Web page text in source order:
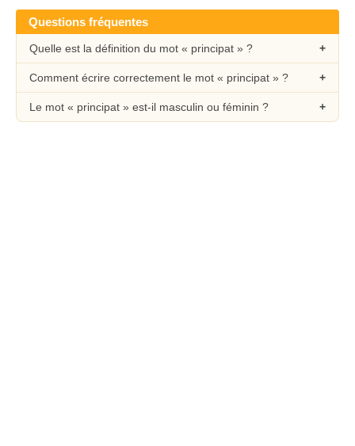
Questions fréquentes
Quelle est la définition du mot « principat » ?
Comment écrire correctement le mot « principat » ?
Le mot « principat » est-il masculin ou féminin ?